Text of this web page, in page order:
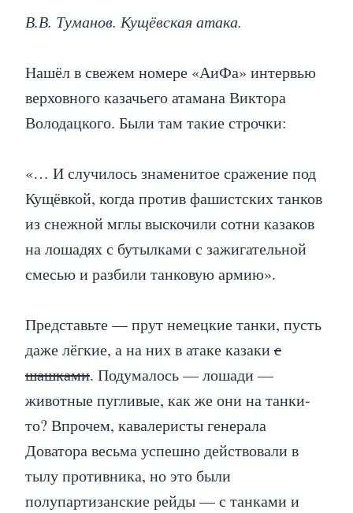
В.В. Туманов. Кущёвская атака.
Нашёл в свежем номере «АиФа» интервью
верховного казачьего атамана Виктора
Володацкого. Были там такие строчки:
«… И случилось знаменитое сражение под
Кущёвкой, когда против фашистских танков
из снежной мглы выскочили сотни казаков
на лошадях с бутылками с зажигательной
смесью и разбили танковую армию».
Представьте — прут немецкие танки, пусть
даже лёгкие, а на них в атаке казаки с
шашками. Подумалось — лошади —
животные пугливые, как же они на танки-
то? Впрочем, кавалеристы генерала
Доватора весьма успешно действовали в
тылу противника, но это были
полупартизанские рейды — с танками и